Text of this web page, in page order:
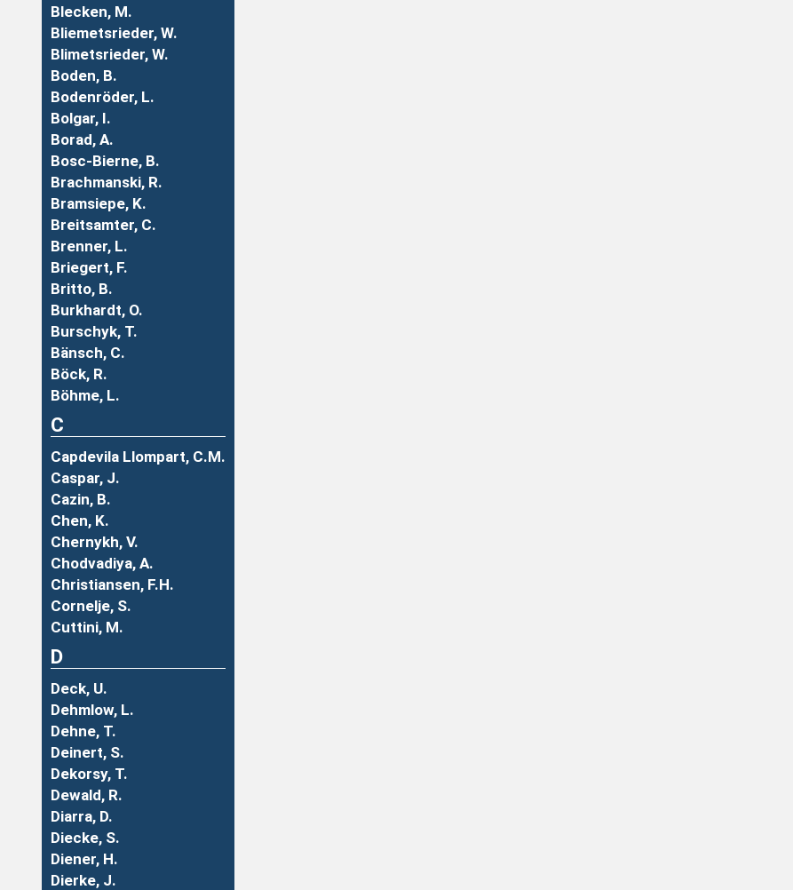
Blecken, M.
Bliemetsrieder, W.
Blimetsrieder, W.
Boden, B.
Bodenröder, L.
Bolgar, I.
Borad, A.
Bosc-Bierne, B.
Brachmanski, R.
Bramsiepe, K.
Breitsamter, C.
Brenner, L.
Briegert, F.
Britto, B.
Burkhardt, O.
Burschyk, T.
Bänsch, C.
Böck, R.
Böhme, L.
C
Capdevila Llompart, C.M.
Caspar, J.
Cazin, B.
Chen, K.
Chernykh, V.
Chodvadiya, A.
Christiansen, F.H.
Cornelje, S.
Cuttini, M.
D
Deck, U.
Dehmlow, L.
Dehne, T.
Deinert, S.
Dekorsy, T.
Dewald, R.
Diarra, D.
Diecke, S.
Diener, H.
Dierke, J.